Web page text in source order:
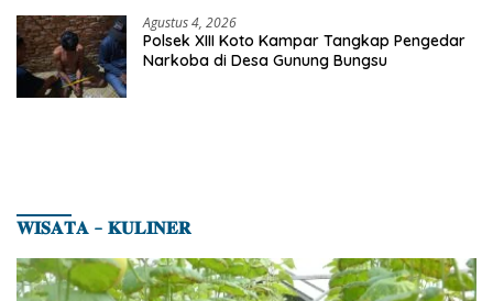
Agustus 4, 2026
Polsek XIII Koto Kampar Tangkap Pengedar
Narkoba di Desa Gunung Bungsu
𝐖𝐈𝐒𝐀𝐓𝐀 – 𝐊𝐔𝐋𝐈𝐍𝐄𝐑